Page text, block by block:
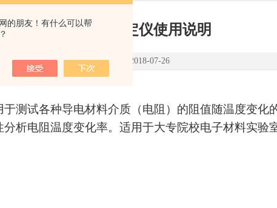
的朋友！有什么可以帮
II电阻温度特性测定仪使用说明
点击次数：3905 更新时间：2018-07-26
测试各种导电材料介质（电阻）的阻值随温度变化
析电阻温度变化率。适用于大专院校电子材料实验